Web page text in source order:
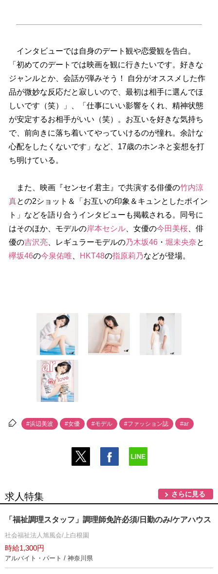
インタビューでは自身のデート観や恋愛観を告白。
「初めてのデートでは映画を観に行きたいです。好きな
ジャンルとか、会話が弾みそう！ 自分がオススメした作
品が微妙な反応だと寂しいので、最初は相手に選んでほ
しいです（笑）」、「仕事にいい影響をくれ、精神状態
が安定するお相手がいい（笑）。お互いを好きな気持ち
で、前向きに落ち着いてやっていけるのが憧れ。余計な
心配をしたくないです」など、17歳のホンネと妄想を打
ち明けている。
また、映画『センセイ君主』で共演する俳優の竹内涼
真との2ショット＆「お互いの印象＆キュンとしたポイン
ト」などを語り合うインタビューも掲載される。同号に
はそのほか、モデルの岸本セシル、女優の今田美桜、俳
優の吉沢亮、レギュラーモデルの乃木坂46・ 堀未央奈と
欅坂46の今泉佑唯、 HKT48の指原莉乃などが登場。
#浜辺美波 #女優 #モデル #ファッション誌 #ar
求人特集 さらに見る
「福祉調理スタッフ」調理師免許必須/日勤のみ/ケアハウス
社会福祉法人旭風会/上白根園
時給1,300円
アルバイト・パート / 神奈川県